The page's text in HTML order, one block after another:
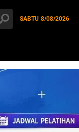
SABTU 8/08/2026